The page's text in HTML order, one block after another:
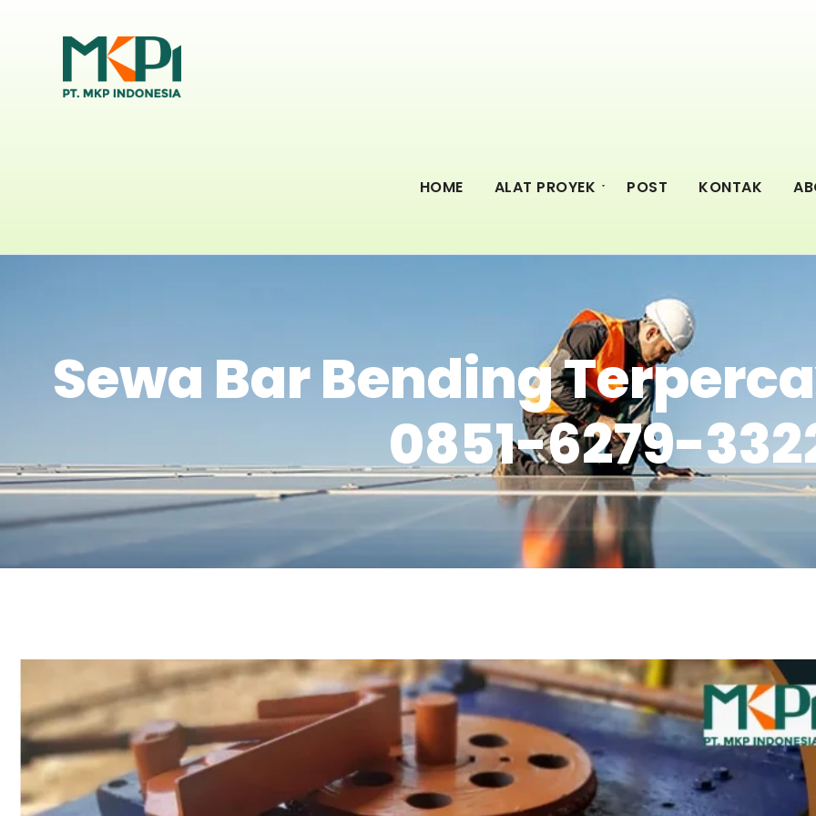
HOME ALAT PROYEK POST KONTAK
Sewa Bar Bending
0851-6279-